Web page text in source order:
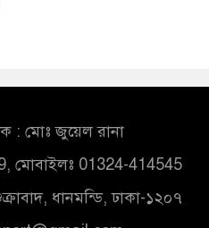
: মোঃ জুয়েল রানা
মোবাইলঃ 01324-414545
ধানমন্ডি, ঢাকা-১২০৭